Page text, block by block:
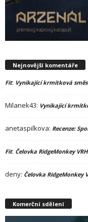
Nejnovější komentáře
Fit: Vynikající krmítková
Milanek43: Vynikající
anetaspilkova: Recenze:
Fit: Čelovka RidgeMonkey
deny: Čelovka RidgeMonkey
Komerční sdělení